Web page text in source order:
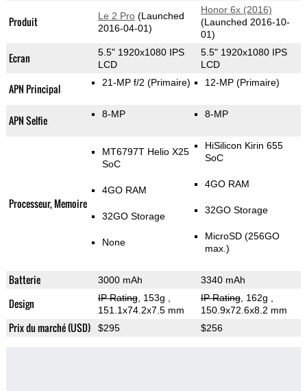
Produit Le 2 Pro(Launched
2016-04-01)
Honor 6x (2016)
(Launched 2016-10-
01)
Ecran
5.5" 1920x1080 IPS
LCD
5.5" 1920x1080 IPS
LCD
APN Principal 21-MP f/2 (Primaire) 12-MP (Primaire)
APN Selfie 8-MP 8-MP
Processeur, Memoire
MT6797T Helio X25
SoC
4GO RAM
32GO Storage
None
HiSilicon Kirin 655
SoC
4GO RAM
32GO Storage
MicroSD (256GO
max.)
Batterie 3000 mAh 3340 mAh
Design IP Rating, 153g
151.1x74.2x7.5 mm
IP Rating, 162g
150.9x72.6x8.2 mm
Prix du marché (USD) $295 $256